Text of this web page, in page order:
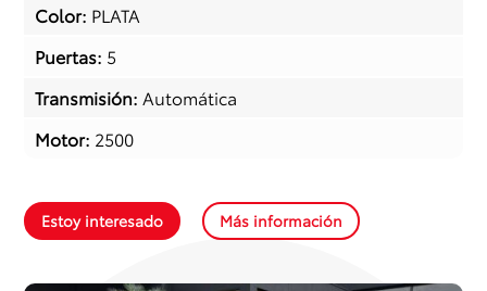
Color: PLATA
Puertas: 5
Transmisión:Automática
Motor: 2500
Estoy interesado Más información